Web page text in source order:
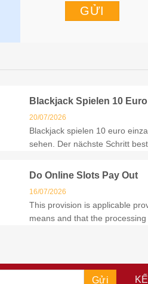
Blackjack Spielen 10
20/07/2026
Blackjack spielen 10 euro
sehen. Der nächste Schritt
Do Online Slots Pay Out
16/07/2026
This provision is applicable
means and that the processing